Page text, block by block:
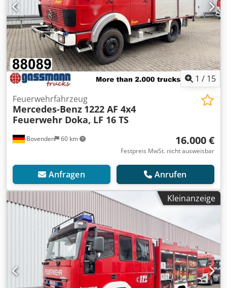
1 / 15
Bovenden 60 km
Feuerwehrfahrzeug
Mercedes-Benz 1222 AF 4x4
Feuerwehr Doka, LF 16 TS
16.000 €
Festpreis MwSt. nicht ausweisbar
Anfragen Anrufen
Kleinanzeige